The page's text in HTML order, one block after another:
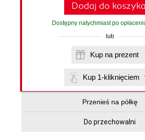
Dodaj do koszyka
Dostępny natychmiast po
lub
Kup na prezent
Kup 1-kliknięciem
Przenieś na półkę
Do przechowalni